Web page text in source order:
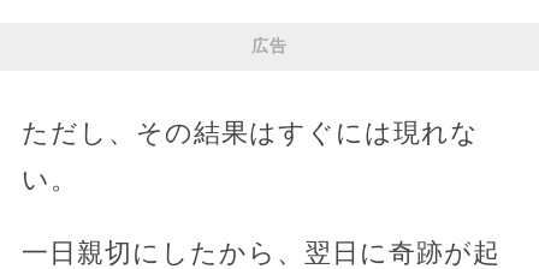
広告
ただし、その結果はすぐには現れな
い。
一日親切にしたから、翌日に奇跡が起